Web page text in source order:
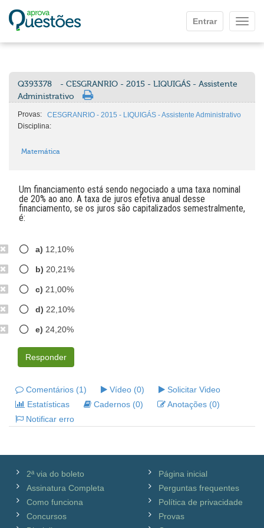
Entrar
Q393378
- CESGRANRIO - 2015 - LIQUIGÁS - Assistente
Administrativo
Provas:
CESGRANRIO - 2015 - LIQUIGÁS - Assistente Administrativo
Disciplina:
Matemática
Um financiamento está sendo negociado a uma taxa nominal
de 20% ao ano. A taxa de juros efetiva anual desse
financiamento, se os juros são capitalizados semestralmente,
é:
a) 12,10%
b) 20,21%
c) 21,00%
d) 22,10%
e) 24,20%
Responder
Comentários (1) Vídeo (0)
Solicitar Video
Estatísticas
Cadernos (0)
Anotações (0)
Notificar erro
2ª via do boleto
Assinatura Completa
Como funciona
Concursos
Página inicial
Perguntas frequentes
Política de privacidade
Provas